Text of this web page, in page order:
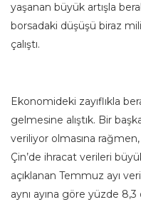
yaşanan büyük artışla
borsadaki düşüşü biraz
çalıştı.
Ekonomideki zayıflıkla
gelmesine alıştık. Bir
veriliyor olmasına rağmen,
Çin’de ihracat verileri
açıklanan Temmuz ayı
aynı ayına göre yüzde